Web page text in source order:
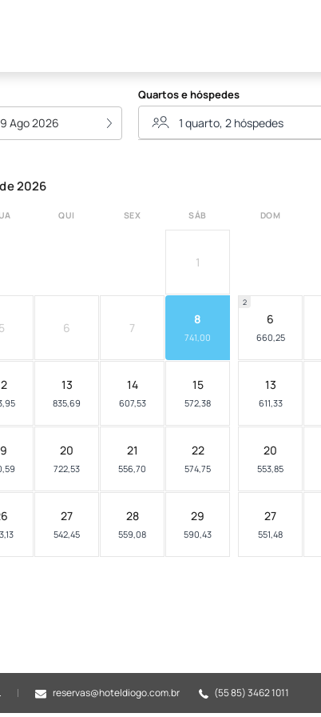
9 Ago 2026
Quartos e hóspedes
2026
QUI SEX SÁB
1
5 6 7
8
741,00
13
835,69
14
607,53
15
572,38
20
722,53
21
556,70
22
574,75
27
542,45
28
559,08
29
590,43
DOM
6
660,25
2
13
611,33
20
553,85
27
551,48
reservas@hoteldiogo.com.br (55 85) 3462 1011